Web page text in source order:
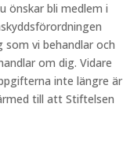
önskar bli medlem i
vi behandlar och
om dig. Vidare
inte längre är
till att Stiftelsen